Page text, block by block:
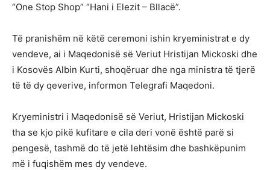
“One Stop Shop” “Hani i Elezit – Bllacë”.
Të pranishëm në këtë ceremoni ishin kryeministrat e dy
vendeve, ai i Maqedonisë së Veriut Hristijan Mickoski dhe
i Kosovës Albin Kurti, shoqëruar dhe nga ministra të tjerë
të të dy qeverive, informon Telegrafi Maqedoni.
Kryeministri i Maqedonisë së Veriut, Hristijan Mickoski
tha se kjo pikë kufitare e cila deri vonë është parë si
pengesë, tashmë do të jetë lehtësim dhe bashkëpunim
më i fuqishëm mes dy vendeve.